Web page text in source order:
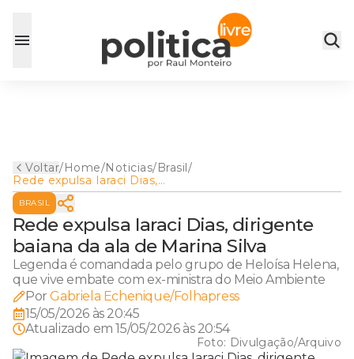
Voltar/Home/Noticias/Brasil/
Rede expulsa Iaraci Dias,
dirigente baiana da ala de
Marina Silva
BRASIL
Rede expulsa Iaraci Dias, dirigente
baiana da ala de Marina Silva
Legenda é comandada pelo grupo de Heloísa Helena,
que vive embate com ex-ministra do Meio Ambiente
Por Gabriela Echenique/Folhapress
15/05/2026 às 20:45
Atualizado em15/05/2026 às 20:54
Foto: Divulgação/Arquivo